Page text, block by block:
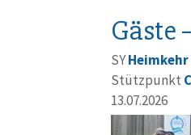
Gäste
SYHeimkehr
Stützpunkt
13.07.2026